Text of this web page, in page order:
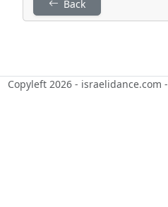
Back
Copyleft 2026 - israelidance.com -